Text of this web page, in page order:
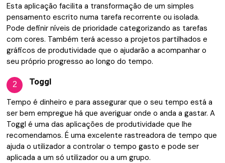
Esta aplicação facilita a transformação de um simples
pensamento escrito numa tarefa recorrente ou isolada.
Pode definir níveis de prioridade categorizando as tarefas
com cores. Também terá acesso a projetos partilhados e
gráficos de produtividade que o ajudarão a acompanhar o
seu próprio progresso ao longo do tempo.
2 Toggl
Tempo é dinheiro e para assegurar que o seu tempo está a
ser bem empregue há que averiguar onde o anda a gastar. A
Toggl é uma das aplicações de produtividade que lhe
recomendamos. É uma excelente rastreadora de tempo que
ajuda o utilizador a controlar o tempo gasto e pode ser
aplicada a um só utilizador ou a um grupo.